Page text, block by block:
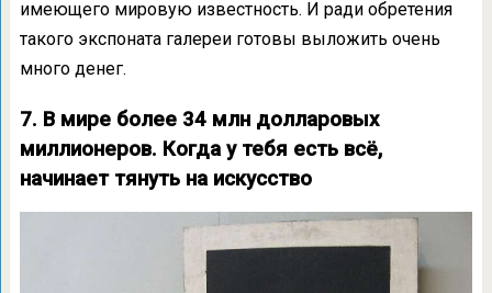
имеющего мировую известность. И ради обретения
такого экспоната галереи готовы выложить очень
много денег.
7. В мире более 34 млн долларовых
миллионеров. Когда у тебя есть всё,
начинает тянуть на искусство